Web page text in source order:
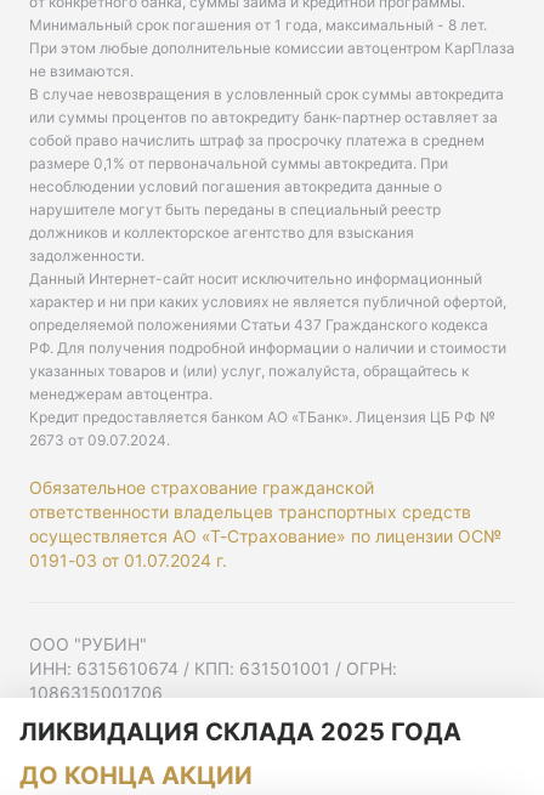
Минимальный срок погашения от 1 года, максимальный - 8 лет.
При этом любые дополнительные комиссии автоцентром КарПлаза
не взимаются.
В случае невозвращения в условленный срок суммы автокредита
или суммы процентов по автокредиту банк-партнер оставляет за
собой право начислить штраф за просрочку платежа в среднем
размере 0,1% от первоначальной суммы автокредита. При
несоблюдении условий погашения автокредита данные о
нарушителе могут быть переданы в специальный реестр
должников и коллекторское агентство для взыскания
задолженности.
Данный Интернет-сайт носит исключительно информационный
характер и ни при каких условиях не является публичной офертой,
определяемой положениями Статьи 437 Гражданского кодекса
РФ. Для получения подробной информации о наличии и стоимости
указанных товаров и (или) услуг, пожалуйста, обращайтесь к
менеджерам автоцентра.
Кредит предоставляется банком АО «ТБанк». Лицензия ЦБ РФ №
2673 от 09.07.2024.
Обязательное страхование гражданской
ответственности владельцев транспортных средств
осуществляется АО «Т-Страхование» по лицензии ОС№
0191-03 от 01.07.2024 г.
ООО "РУБИН"
ИНН: 6315610674 / КПП: 631501001 / ОГРН:
1086315001706
Ульяновская ул, д. 52/55, помещ. 9-18
Согласие на рекламную рассылку
ЛИКВИДАЦИЯ СКЛАДА 2025 ГОДА
ДО КОНЦА АКЦИИ